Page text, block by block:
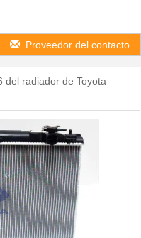
Proveedor del contacto
del radiador de Toyota